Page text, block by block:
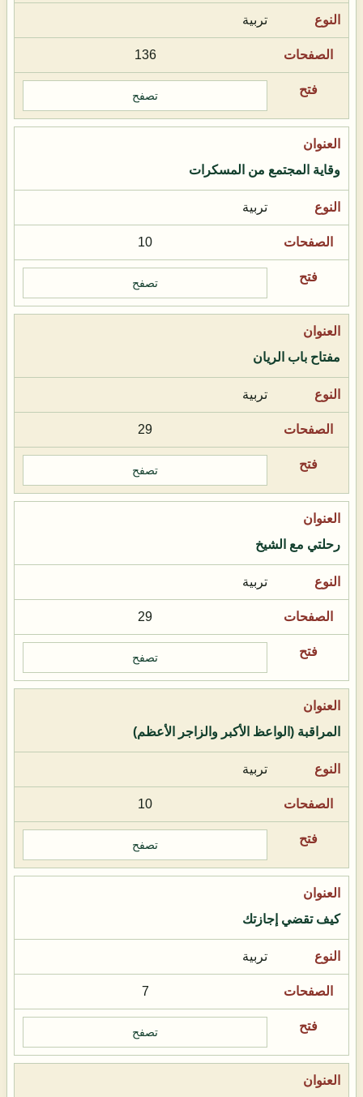
تربية
136
تصفح
وقاية المجتمع من المسكرات
تربية
10
تصفح
مفتاح باب الريان
تربية
29
تصفح
رحلتي مع الشيخ
تربية
29
تصفح
المراقبة (الواعظ الأكبر والزاجر الأعظم)
تربية
10
تصفح
كيف تقضي إجازتك
تربية
7
تصفح